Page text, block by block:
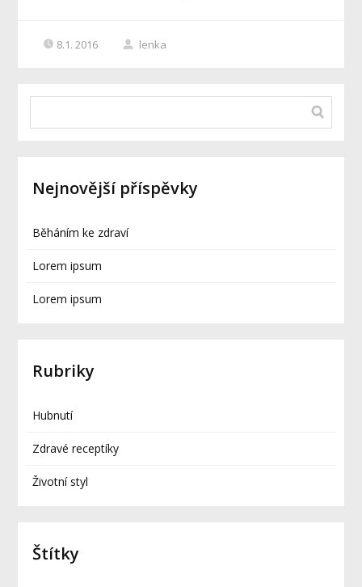
8.1. 2016 lenka
Nejnovější příspěvky
Běháním ke zdraví
Lorem ipsum
Lorem ipsum
Rubriky
Hubnutí
Zdravé receptíky
Životní styl
Štítky